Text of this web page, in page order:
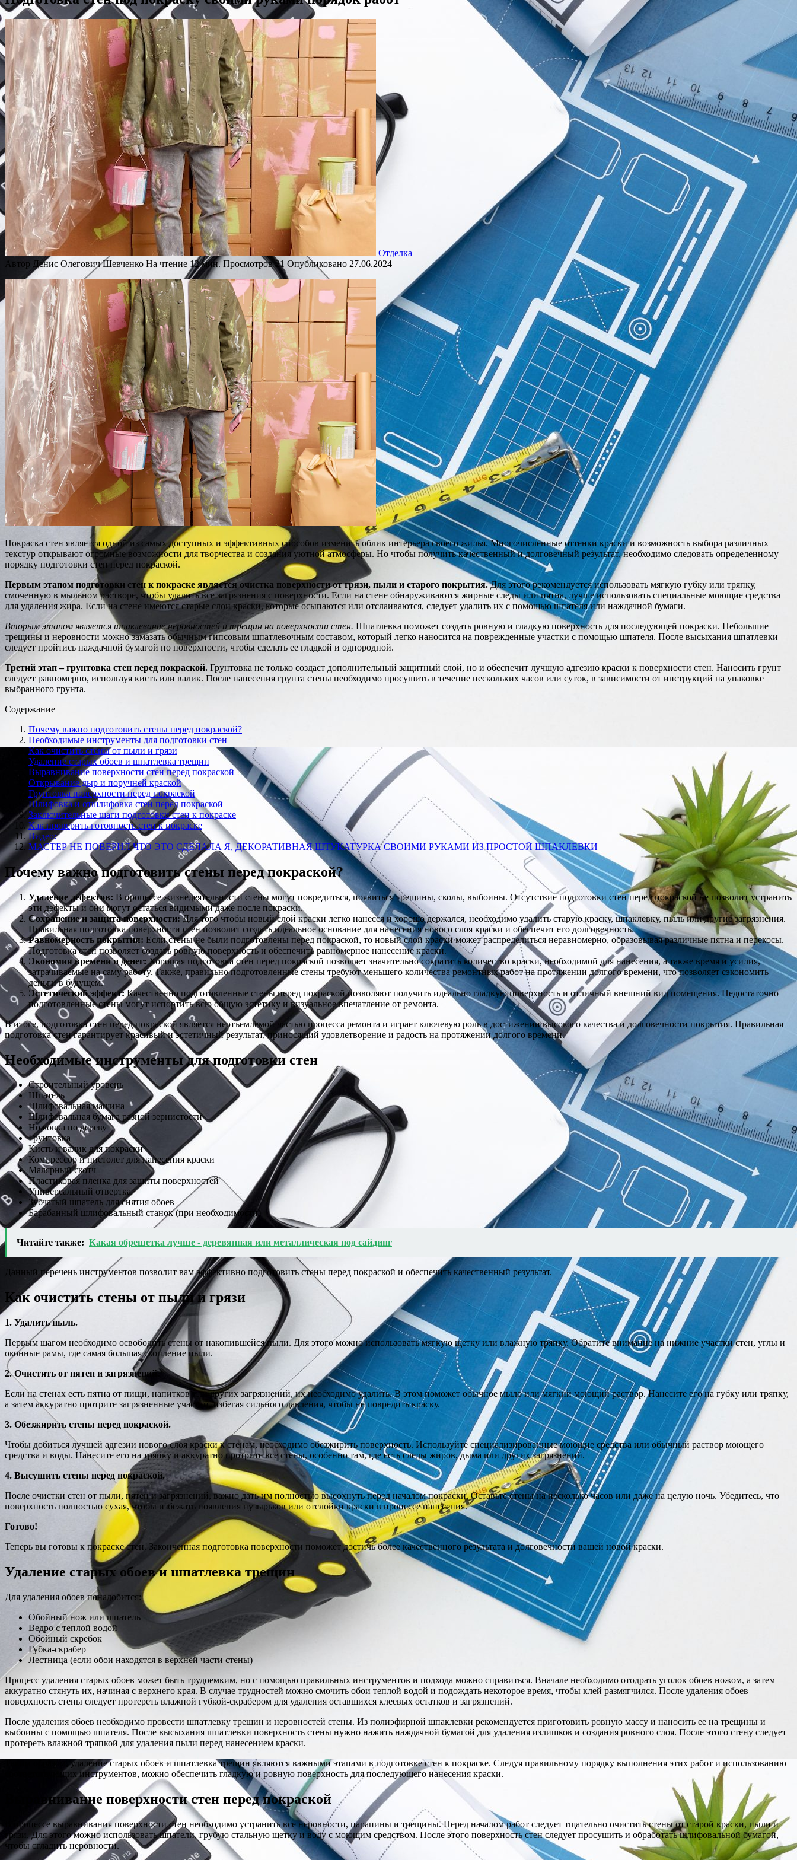
Отделка
Автор Денис Олегович Шевченко На чтение 12 мин. Просмотров 21 Опубликовано 27.06.2024
Покраска стен является одной из самых доступных и эффективных способов изменить облик интерьера своего жилья. Многочисленные оттенки краски и возможность выбора различных
текстур открывают огромные возможности для творчества и создания уютной атмосферы. Но чтобы получить качественный и долговечный результат, необходимо следовать определенному
порядку подготовки стен перед покраской.
Первым этапом подготовки стен к покраске является очистка поверхности от грязи, пыли и старого покрытия.Для этого рекомендуется использовать мягкую губку или тряпку,
смоченную в мыльном растворе, чтобы удалить все загрязнения с поверхности. Если на стене обнаруживаются жирные следы или пятна, лучше использовать специальные моющие средства
для удаления жира. Если на стене имеются старые слои краски, которые осыпаются или отслаиваются, следует удалить их с помощью шпателя или наждачной бумаги.
Вторым этапом является шпаклевание неровностей и трещин на поверхности стен. Шпатлевка поможет создать ровную и гладкую поверхность для последующей покраски. Небольшие
трещины и неровности можно замазать обычным гипсовым шпатлевочным составом, который легко наносится на поврежденные участки с помощью шпателя. После высыхания шпатлевки
следует пройтись наждачной бумагой по поверхности, чтобы сделать ее гладкой и однородной.
Третий этап – грунтовка стен перед покраской. Грунтовка не только создаст дополнительный защитный слой, но и обеспечит лучшую адгезию краски к поверхности стен. Наносить грунт
следует равномерно, используя кисть или валик. После нанесения грунта стены необходимо просушить в течение нескольких часов или суток, в зависимости от инструкций на упаковке
выбранного грунта.
Содержание
Почему важно подготовить стены перед покраской?
Необходимые инструменты для подготовки стен
Как очистить стены от пыли и грязи
Удаление старых обоев и шпатлевка трещин
Выравнивание поверхности стен перед покраской
Открывание дыр и поручней краской
Грунтовка поверхности перед покраской
Шлифовка и отшлифовка стен перед покраской
Заключительные шаги подготовки стен к покраске
Как проверить готовность стен к покраске
Видео:
МАСТЕР НЕ ПОВЕРИЛ ЧТО ЭТО СДЕЛАЛА Я, ДЕКОРАТИВНАЯ ШТУКАТУРКА СВОИМИ РУКАМИ ИЗ ПРОСТОЙ ШПАКЛЕВКИ
Почему важно подготовить стены перед покраской?
Удаление дефектов: В процессе жизнедеятельности стены могут повредиться, появиться трещины, сколы, выбоины. Отсутствие подготовки стен перед покраской не позволит устранить
эти дефекты и они могут остаться видимыми даже после покраски.
Сохранение и защита поверхности:Для того чтобы новый слой краски легко нанесся и хорошо держался, необходимо удалить старую краску, шпаклевку, пыль или другие загрязнения.
Правильная подготовка поверхности стен позволит создать идеальное основание для нанесения нового слоя краски и обеспечит его долговечность.
Равномерность покрытия: Если стены не были подготовлены перед покраской, то новый слой краски может распределиться неравномерно, образовывая различные пятна и перекосы.
Подготовка стен позволяет создать ровную поверхность и обеспечить равномерное нанесение краски.
Экономия времени и денег: Хорошая подготовка стен перед покраской позволяет значительно сократить количество краски, необходимой для нанесения, а также время и усилия,
затрачиваемые на саму работу. Также, правильно подготовленные стены требуют меньшего количества ремонтных работ на протяжении долгого времени, что позволяет сэкономить
деньги в будущем.
Эстетический эффект:Качественно подготовленные стены перед покраской позволяют получить идеально гладкую поверхность и отличный внешний вид помещения. Недостаточно
подготовленные стены могут испортить всю общую эстетику и визуальное впечатление от ремонта.
В итоге, подготовка стен перед покраской является неотъемлемой частью процесса ремонта и играет ключевую роль в достижении высокого качества и долговечности покрытия. Правильная
подготовка стен гарантирует красивый и эстетичный результат, приносящий удовлетворение и радость на протяжении долгого времени.
Необходимые инструменты для подготовки стен
Строительный уровень
Шпатель
Шлифовальная машина
Шлифовальная бумага разной зернистости
Ножовка по дереву
Грунтовка
Кисть и валик для покраски
Компрессор и пистолет для нанесения краски
Малярный скотч
Пластиковая пленка для защиты поверхностей
Универсальный отвертка
Зубчатый шпатель для снятия обоев
Барабанный шлифовальный станок (при необходимости)
Читайте также: Какая обрешетка лучше - деревянная или металлическая под сайдинг
Данный перечень инструментов позволит вам эффективно подготовить стены перед покраской и обеспечить качественный результат.
Как очистить стены от пыли и грязи
1. Удалить пыль.
Первым шагом необходимо освободить стены от накопившейся пыли. Для этого можно использовать мягкую щетку или влажную тряпку. Обратите внимание на нижние участки стен, углы и
оконные рамы, где самая большая скопление пыли.
2. Очистить от пятен и загрязнений.
Если на стенах есть пятна от пищи, напитков или других загрязнений, их необходимо удалить. В этом поможет обычное мыло или мягкий моющий раствор. Нанесите его на губку или тряпку,
а затем аккуратно протрите загрязненные участки, избегая сильного давления, чтобы не повредить краску.
3. Обезжирить стены перед покраской.
Чтобы добиться лучшей адгезии нового слоя краски к стенам, необходимо обезжирить поверхность. Используйте специализированные моющие средства или обычный раствор моющего
средства и воды. Нанесите его на тряпку и аккуратно протрите все стены, особенно там, где есть следы жиров, дыма или других загрязнений.
4. Высушить стены перед покраской.
После очистки стен от пыли, пятен и загрязнений, важно дать им полностью высохнуть перед началом покраски. Оставьте стены на несколько часов или даже на целую ночь. Убедитесь, что
поверхность полностью сухая, чтобы избежать появления пузырьков или отслойки краски в процессе нанесения.
Готово!
Теперь вы готовы к покраске стен. Законченная подготовка поверхности поможет достичь более качественного результата и долговечности вашей новой краски.
Удаление старых обоев и шпатлевка трещин
Для удаления обоев понадобится:
Обойный нож или шпатель
Ведро с теплой водой
Обойный скребок
Губка-скрабер
Лестница (если обои находятся в верхней части стены)
Процесс удаления старых обоев может быть трудоемким, но с помощью правильных инструментов и подхода можно справиться. Вначале необходимо отодрать уголок обоев ножом, а затем
аккуратно стянуть их, начиная с верхнего края. В случае трудностей можно смочить обои теплой водой и подождать некоторое время, чтобы клей размягчился. После удаления обоев
поверхность стены следует протереть влажной губкой-скрабером для удаления оставшихся клеевых остатков и загрязнений.
После удаления обоев необходимо провести шпатлевку трещин и неровностей стены. Из полиэфирной шпаклевки рекомендуется приготовить ровную массу и наносить ее на трещины и
выбоины с помощью шпателя. После высыхания шпатлевки поверхность стены нужно нажить наждачной бумагой для удаления излишков и создания ровного слоя. После этого стену следует
протереть влажной тряпкой для удаления пыли перед нанесением краски.
Таким образом, удаление старых обоев и шпатлевка трещин являются важными этапами в подготовке стен к покраске. Следуя правильному порядку выполнения этих работ и использованию
соответствующих инструментов, можно обеспечить гладкую и ровную поверхность для последующего нанесения краски.
Выравнивание поверхности стен перед покраской
В процессе выравнивания поверхности стен необходимо устранить все неровности, царапины и трещины. Перед началом работ следует тщательно очистить стены от старой краски, пыли и
грязи. Для этого можно использовать шпатели, грубую стальную щетку и воду с моющим средством. После этого поверхность стен следует просушить и обработать шлифовальной бумагой,
чтобы сгладить неровности.